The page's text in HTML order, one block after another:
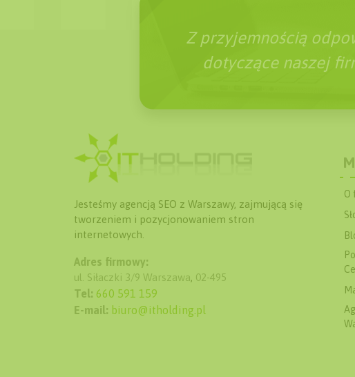
Z przyjemnością
dotyczące naszej
Jesteśmy agencją SEO z Warszawy, zajmującą się
tworzeniem i pozycjonowaniem stron
internetowych.
Adres firmowy:
ul. Siłaczki 3/9 Warszawa, 02-495
Tel: 660 591 159
E-mail: biuro@itholding.pl
O